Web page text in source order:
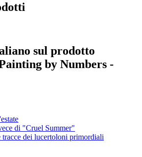
sul prodotto
by Numbers -
di "Cruel Summer"
dei lucertoloni primordiali